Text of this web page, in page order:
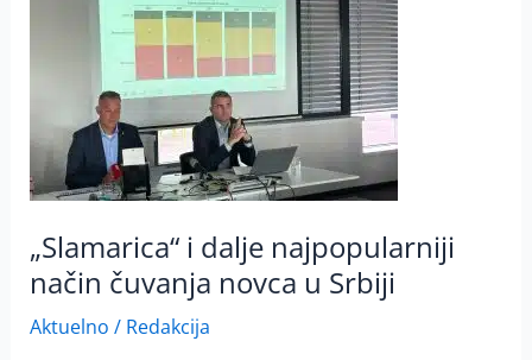
„Slamarica“ i dalje najpopularniji
način čuvanja novca u Srbiji
Aktuelno / Redakcija
najpopularniji
čuvanja
novca
u
Srbiji